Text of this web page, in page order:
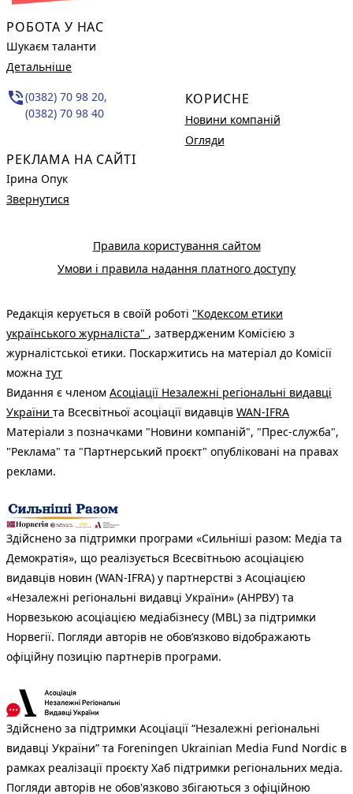
РОБОТА У НАС
Шукаєм таланти
Детальніше
phone_in_talk(0382) 70 98 20,
(0382) 70 98 40
РЕКЛАМА НА САЙТІ
Ірина Опук
Звернутися
КОРИСНЕ
Новини компаній
Огляди
Правила користування сайтом
Умови і правила надання платного доступу
Редакція керується в своїй роботі "Кодексом етики
українського журналіста" , затвердженим Комісією з
журналістської етики. Поскаржитись на матеріал до Комісії
можна тут
Видання є членом Асоціації Незалежні регіональні видавці
України та Всесвітньої асоціації видавців WAN-IFRA
Матеріали з позначками "Новини компаній", "Прес-служба",
"Реклама" та "Партнерський проєкт" опубліковані на правах
реклами.
Здійснено за підтримки програми «Сильніші разом: Медіа та
Демократія», що реалізується Всесвітньою асоціацією
видавців новин (WAN-IFRA) у партнерстві з Асоціацією
«Незалежні регіональні видавці України» (АНРВУ) та
Норвезькою асоціацією медіабізнесу (MBL) за підтримки
Норвегії. Погляди авторів не обов’язково відображають
офіційну позицію партнерів програми.
Здійснено за підтримки Асоціації “Незалежні регіональні
видавці України” та Foreningen Ukrainian Media Fund Nordic в
рамках реалізації проєкту Хаб підтримки регіональних медіа.
Погляди авторів не обов'язково збігаються з офіційною